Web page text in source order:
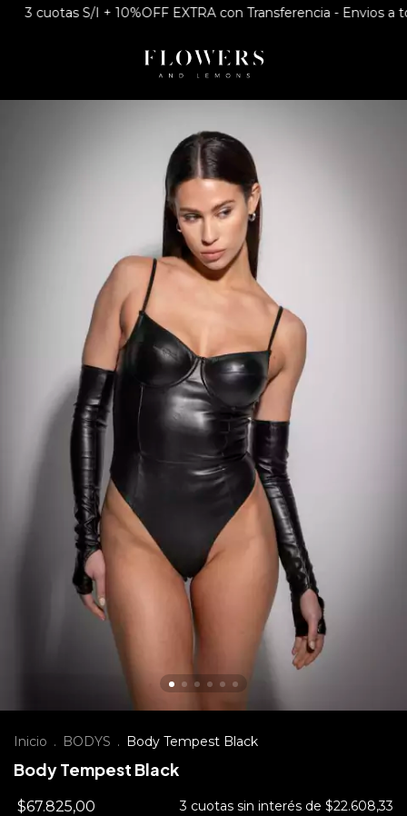
3 cuotas S/I + 10%OFF EXTRA con Transferencia - Envios a
Inicio . BODYS . Body Tempest Black
Body Tempest Black
$67.825,00 3 cuotas sin interés de $22.608,33